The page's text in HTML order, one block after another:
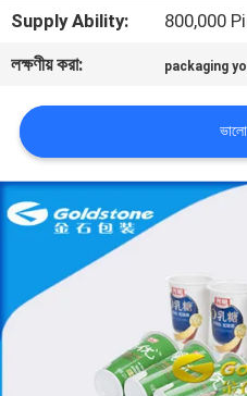
আমাদের
যোগাযোগ
খবর
উদ্ধৃতি
অনুরোধ
Supply Ability:
800,000
লক্ষণীয় করা:
packaging